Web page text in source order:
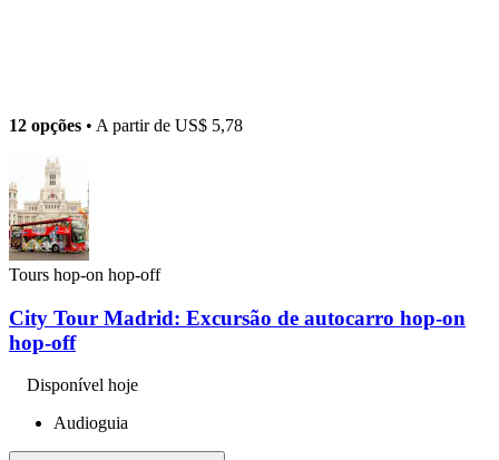
12 opções • A partir de US$ 5,78
Tours hop-on hop-off
City Tour Madrid: Excursão de autocarro hop-on
hop-off
Disponível hoje
Audioguia